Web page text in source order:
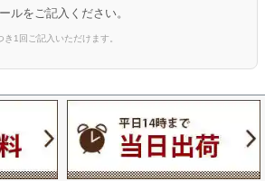
ルをご記入ください。
1回ご記入いただけます。